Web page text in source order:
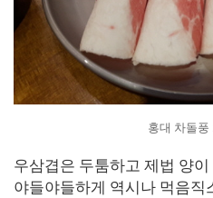
홍대 차돌풍
우삼겹은 두툼하고 제법 양
야들야들하게 역시나 먹음직